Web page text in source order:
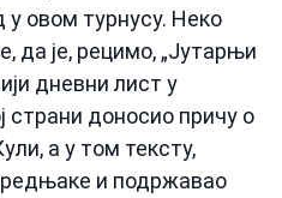
у овом турнусу. Неко
да је, рецимо, „Јутарњи
дневни лист у
страни доносио причу о
а у том тексту,
и подржавао